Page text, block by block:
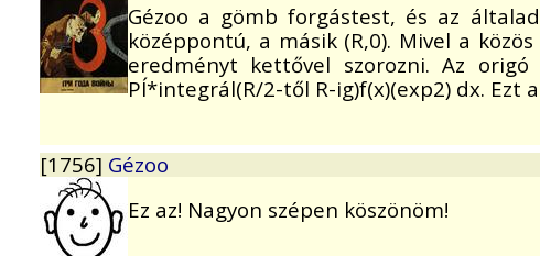
Gézoo a gömb forgástest, és az
középpontú, a másik (R,0). Mivel a
eredményt kettővel szorozni. Az origó
PÍ*integrál(R/2-től R-ig)f(x)(exp2) dx. Ezt
[1756] Gézoo
Ez az! Nagyon szépen köszönöm!